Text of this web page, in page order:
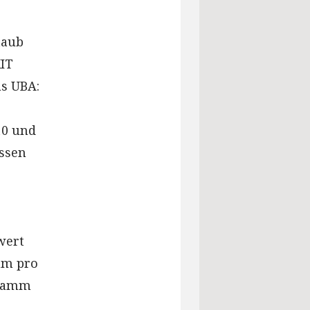
UBA:
und
pro